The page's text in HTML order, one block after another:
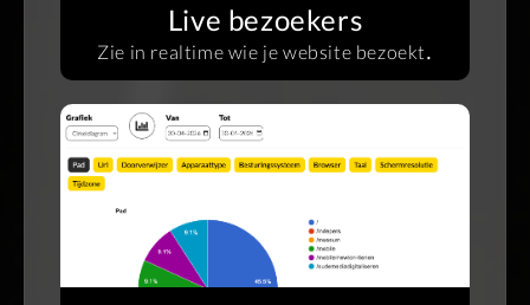
Live bezoekers
Zie in realtime wie je website bezoekt